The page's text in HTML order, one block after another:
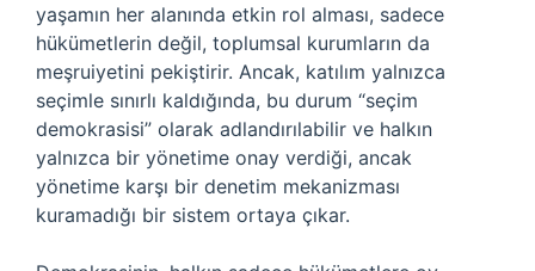
yaşamın her alanında etkin rol alması, sadece
hükümetlerin değil, toplumsal kurumların da
meşruiyetini pekiştirir. Ancak, katılım yalnızca
seçimle sınırlı kaldığında, bu durum “seçim
demokrasisi” olarak adlandırılabilir ve halkın
yalnızca bir yönetime onay verdiği, ancak
yönetime karşı bir denetim mekanizması
kuramadığı bir sistem ortaya çıkar.